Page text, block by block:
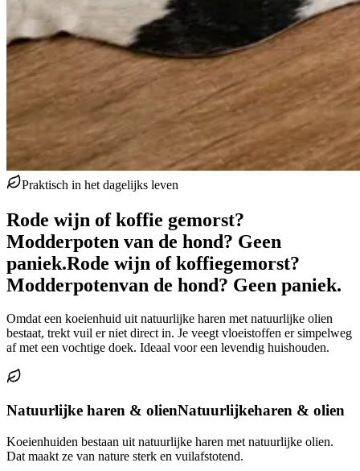
Praktisch in het dagelijks leven
Rode wijn of koffie gemorst?
Modderpoten van de hond? Geen
paniek.Rode wijn of koffiegemorst?
Modderpotenvan de hond? Geen paniek.
Omdat een koeienhuid uit natuurlijke haren met natuurlijke olien
bestaat, trekt vuil er niet direct in. Je veegt vloeistoffen er simpelweg
af met een vochtige doek. Ideaal voor een levendig huishouden.
Natuurlijke haren & olienNatuurlijkeharen & olien
Koeienhuiden bestaan uit natuurlijke haren met natuurlijke olien.
Dat maakt ze van nature sterk en vuilafstotend.